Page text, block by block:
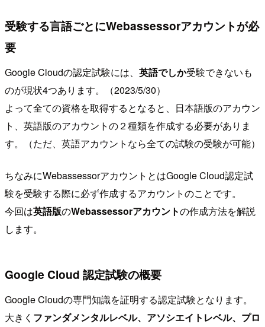
受験する言語ごとにWebassessorアカウントが必
要
Google Cloudの認定試験には、 英語でしか受験できないも
のが現状4つあります。（2023/5/30）
よって全ての資格を取得するとなると、日本語版のアカウン
ト、英語版のアカウントの２種類を作成する必要がありま
す。（ただ、英語アカウントなら全ての試験の受験が可能）
ちなみにWebassessorアカウントとはGoogle Cloud認定試
験を受験する際に必ず作成するアカウントのことです。
今回は英語版のWebassessorアカウントの作成方法を解説
します。
Google Cloud 認定試験の概要
Google Cloudの専門知識を証明する認定試験となります。
大きく ファンダメンタルレベル、アソシエイトレベル、プロ